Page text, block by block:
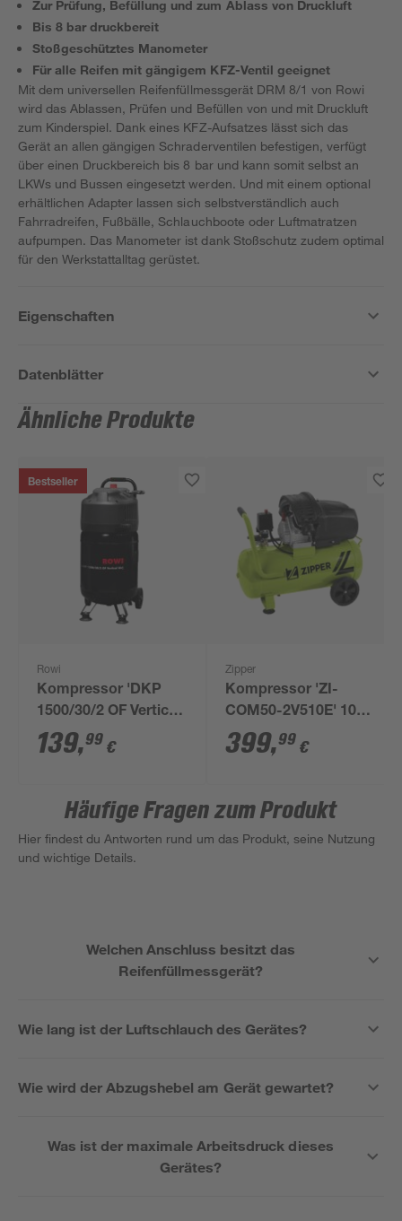
Zur Prüfung, Befüllung und zum Ablass von Druckluft
Bis 8 bar druckbereit
Stoßgeschütztes Manometer
Für alle Reifen mit gängigem KFZ-Ventil geeignet
Mit dem universellen Reifenfüllmessgerät DRM 8/1 von Rowi
wird das Ablassen, Prüfen und Befüllen von und mit Druckluft
zum Kinderspiel. Dank eines KFZ-Aufsatzes lässt sich das
Gerät an allen gängigen Schraderventilen befestigen, verfügt
über einen Druckbereich bis 8 bar und kann somit selbst an
LKWs und Bussen eingesetzt werden. Und mit einem optional
erhältlichen Adapter lassen sich selbstverständlich auch
Fahrradreifen, Fußbälle, Schlauchboote oder Luftmatratzen
aufpumpen. Das Manometer ist dank Stoßschutz zudem optimal
für den Werkstattalltag gerüstet.
Eigenschaften
Datenblätter
Ähnliche Produkte
Bestseller
Rowi
Kompressor 'DKP
1500/30/2 OF Vertical
Air' 10 bar 72-240
l/min
139,99 €
Zipper
Kompressor 'ZI-
COM50-2V510E' 10
bar 50 l/min
399,99 €
Häufige Fragen zum Produkt
Hier findest du Antworten rund um das Produkt, seine Nutzung
und wichtige Details.
Welchen Anschluss besitzt das
Reifenfüllmessgerät?
Wie lang ist der Luftschlauch des Gerätes?
Wie wird der Abzugshebel am Gerät gewartet?
Was ist der maximale Arbeitsdruck dieses
Gerätes?